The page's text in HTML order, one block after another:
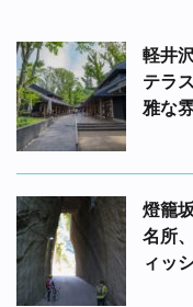
軽井
テラ
雅な
燈籠
名所
ィッ